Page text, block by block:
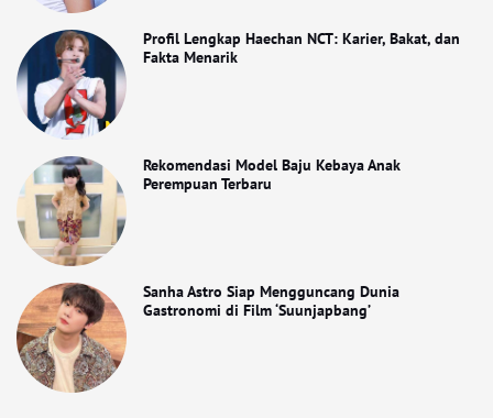
Profil Lengkap Haechan NCT: Karier, Bakat, dan
Fakta Menarik
Rekomendasi Model Baju Kebaya Anak
Perempuan Terbaru
Sanha Astro Siap Mengguncang Dunia
Gastronomi di Film ‘Suunjapbang’